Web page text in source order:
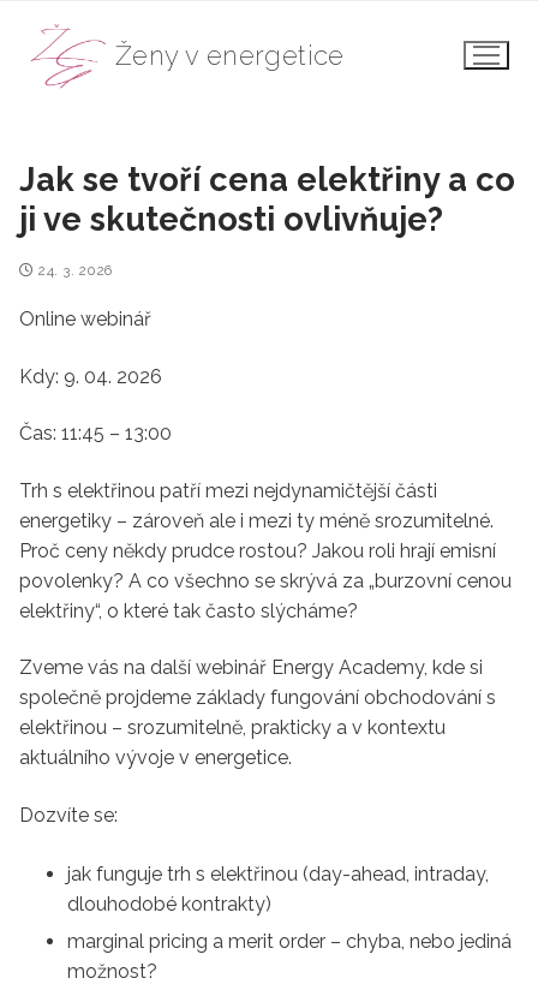
obsah
Ženy v energetice
Jak se tvoří cena elektřiny a co
ji ve skutečnosti ovlivňuje?
24. 3. 2026
Online webinář
Kdy: 9. 04. 2026
Čas: 11:45 – 13:00
Trh s elektřinou patří mezi nejdynamičtější části
energetiky – zároveň ale i mezi ty méně srozumitelné.
Proč ceny někdy prudce rostou? Jakou roli hrají emisní
povolenky? A co všechno se skrývá za „burzovní cenou
elektřiny“, o které tak často slýcháme?
Zveme vás na další webinář Energy Academy, kde si
společně projdeme základy fungování obchodování s
elektřinou – srozumitelně, prakticky a v kontextu
aktuálního vývoje v energetice.
Dozvíte se:
jak funguje trh s elektřinou (day-ahead, intraday,
dlouhodobé kontrakty)
marginal pricing a merit order – chyba, nebo jediná
možnost?